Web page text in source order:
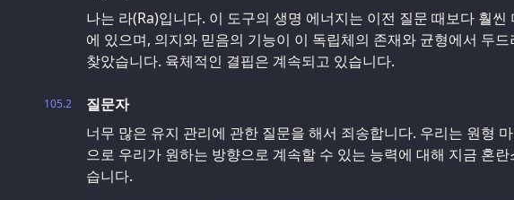
나는 라(Ra)입니다. 이 도구의 생명 에너지는 이전 질문 때보다 훨씬
에 있으며, 의지와 믿음의 기능이 이 독립체의 존재와 균형에서 두드
찾았습니다. 육체적인 결핍은 계속되고 있습니다.
105.2
질문자
너무 많은 유지 관리에 관한 질문을 해서 죄송합니다. 우리는 원형
으로 우리가 원하는 방향으로 계속할 수 있는 능력에 대해 지금 혼란
습니다.